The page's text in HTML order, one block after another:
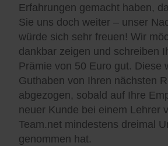
Erfahrungen gemacht haben,
Sie uns doch weiter – unser
würde sich sehr freuen! Wir
dankbar zeigen und schreiben
Prämie von 50 Euro gut. Diese
Guthaben von Ihren nächsten
abgezogen, sobald auf Ihre
neuer Kunde bei einem Lehrer
Team.net mindestens dreimal
genommen hat.